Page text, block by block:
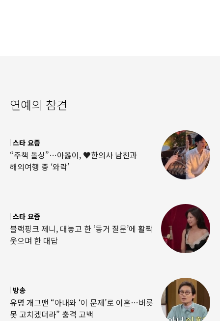
연예의 참견
스타 요즘
“주책 돌싱”…아옳이, ♥한의사 남친과
해외여행 중 ‘와락’
스타 요즘
블랙핑크 제니, 대놓고 한 ‘동거 질문’에 활짝
웃으며 한 대답
방송
유명 개그맨 “아내와 ‘이 문제’로 이혼…버릇
못 고치겠더라” 충격 고백